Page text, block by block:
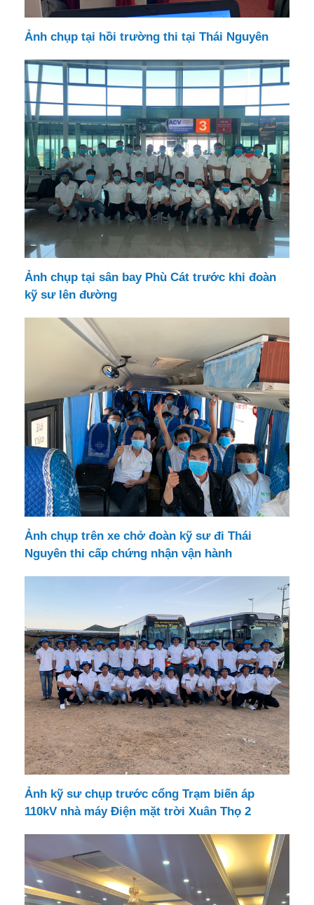
Ảnh chụp tại hồi trường thi tại Thái Nguyên
Ảnh chụp tại sân bay Phù Cát trước khi đoàn
kỹ sư lên đường
Ảnh chụp trên xe chở đoàn kỹ sư đi Thái
Nguyên thi cấp chứng nhận vận hành
Ảnh kỹ sư chụp trước cổng Trạm biến áp
110kV nhà máy Điện mặt trời Xuân Thọ 2